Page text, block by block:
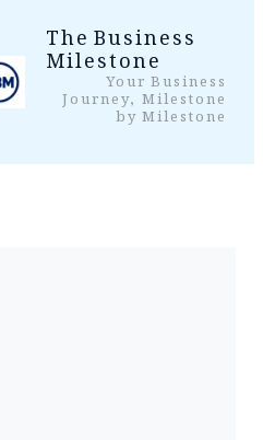
جائیں۔
The Business
MilestoneYour Business
Journey, Milestone
by Milestone